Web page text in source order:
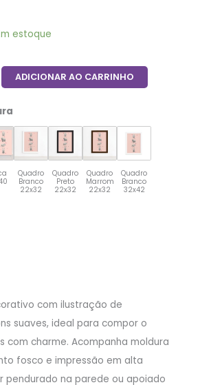
estoque
ADICIONAR AO CARRINHO
Quadro
Branco
22x32
Quadro
Preto
22x32
Quadro
Marrom
22x32
Quadro
Branco
32x42
com ilustração de
suaves, ideal para compor o
com charme. Acompanha moldura
fosco e impressão em alta
pendurado na parede ou apoiado